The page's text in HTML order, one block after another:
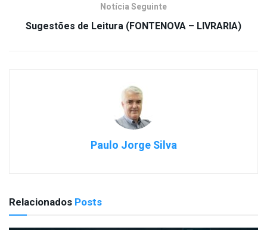
Notícia Seguinte
Sugestões de Leitura (FONTENOVA – LIVRARIA)
Paulo Jorge Silva
Relacionados Posts